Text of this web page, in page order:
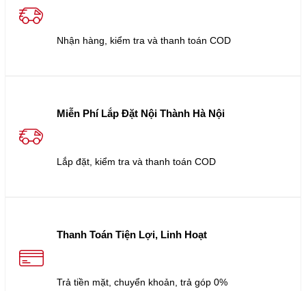
Nhận hàng, kiểm tra và thanh toán COD
Miễn Phí Lắp Đặt Nội Thành Hà Nội
Lắp đặt, kiểm tra và thanh toán COD
Thanh Toán Tiện Lợi, Linh Hoạt
Trả tiền mặt, chuyển khoản, trả góp 0%